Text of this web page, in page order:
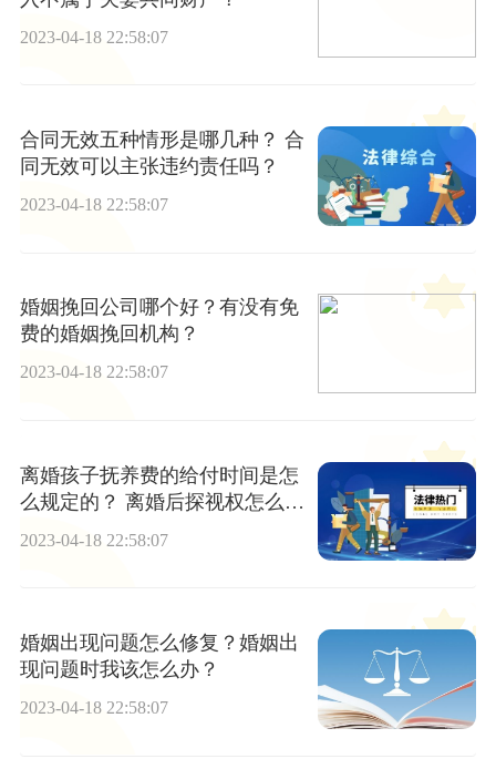
2023-04-18 22:58:07
合同无效五种情形是哪几种？ 合
同无效可以主张违约责任吗？
2023-04-18 22:58:07
婚姻挽回公司哪个好？有没有免
费的婚姻挽回机构？
2023-04-18 22:58:07
离婚孩子抚养费的给付时间是怎
么规定的？ 离婚后探视权怎么规
2023-04-18 22:58:07
婚姻出现问题怎么修复？婚姻出
现问题时我该怎么办？
2023-04-18 22:58:07